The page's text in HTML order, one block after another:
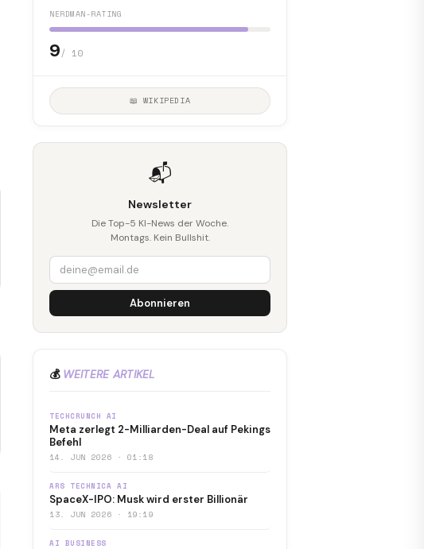
NERDMAN-RATING
9/ 10
📖 WIKIPEDIA
📬
Newsletter
Die Top-5 KI-News der Woche.
Montags. Kein Bullshit.
Abonnieren
💰 WEITERE ARTIKEL
TECHCRUNCH AI
Meta zerlegt 2-Milliarden-Deal auf Pekings
Befehl
14. JUN 2026 · 01:18
ARS TECHNICA AI
SpaceX-IPO: Musk wird erster Billionär
13. JUN 2026 · 19:19
AI BUSINESS